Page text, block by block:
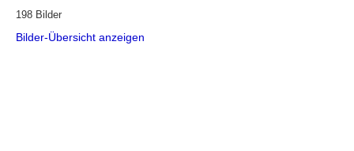
198 Bilder
Bilder-Übersicht anzeigen